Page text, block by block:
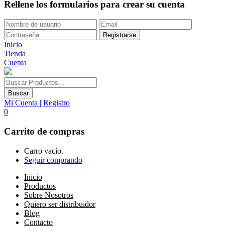
Rellene los formularios para crear su cuenta
Inicio
Tienda
Cuenta
Buscar
Mi Cuenta | Registro
0
Carrito de compras
Carro vacío.
Seguir comprando
Inicio
Productos
Sobre Nosotros
Quiero ser distribuidor
Blog
Contacto